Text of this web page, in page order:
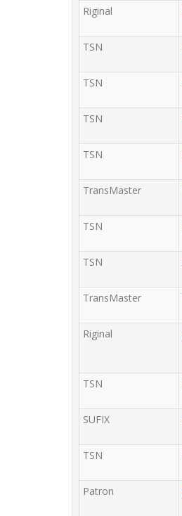
Riginal
TSN
TSN
TSN
TSN
TransMaster
TSN
TSN
TransMaster
Riginal
TSN
SUFIX
TSN
Patron